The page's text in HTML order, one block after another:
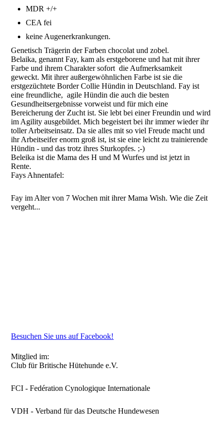
MDR +/+
CEA fei
keine Augenerkrankungen.
Genetisch Trägerin der Farben chocolat und zobel.
Belaika, genannt Fay, kam als erstgeborene und hat mit ihrer
Farbe und ihrem Charakter sofort die Aufmerksamkeit
geweckt. Mit ihrer außergewöhnlichen Farbe ist sie die
erstgezüchtete Border Collie Hündin in Deutschland. Fay ist
eine freundliche, agile Hündin die auch die besten
Gesundheitsergebnisse vorweist und für mich eine
Bereicherung der Zucht ist. Sie lebt bei einer Freundin und wird
im Agility ausgebildet. Mich begeistert bei ihr immer wieder ihr
toller Arbeitseinsatz. Da sie alles mit so viel Freude macht und
ihr Arbeitseifer enorm groß ist, ist sie eine leicht zu trainierende
Hündin - und das trotz ihres Sturkopfes. ;-)
Beleika ist die Mama des H und M Wurfes und ist jetzt in
Rente.
Fays Ahnentafel:
Fay im Alter von 7 Wochen mit ihrer Mama Wish. Wie die Zeit
vergeht...
Besuchen Sie uns auf Facebook!
Mitglied im:
Club für Britische Hütehunde e.V.
FCI - Fedération Cynologique Internationale
VDH - Verband für das Deutsche Hundewesen